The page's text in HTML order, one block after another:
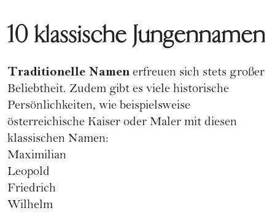
10 klassische Jungennamen
Traditionelle Namen erfreuen sich stets großer
Beliebtheit. Zudem gibt es viele historische
Persönlichkeiten, wie beispielsweise
österreichische Kaiser oder Maler mit diesen
klassischen Namen:
Maximilian
Leopold
Friedrich
Wilhelm